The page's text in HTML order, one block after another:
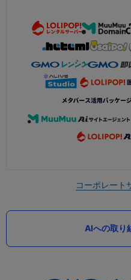
コーポレート
AIへの取り